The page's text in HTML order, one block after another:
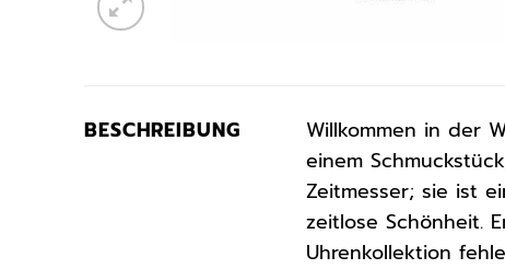
BESCHREIBUNG Willkommen in der
einem
Zeitmesser; sie ist
zeitlose Schönheit.
Uhrenkollektion